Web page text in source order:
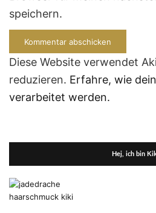
speichern.
Diese Website verwendet
reduzieren. Erfahre, wie
verarbeitet werden.
Hej, ich bin